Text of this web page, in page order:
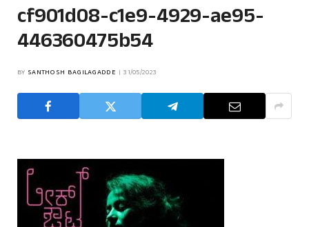
cf901d08-c1e9-4929-ae95-
446360475b54
BY SANTHOSH BAGILAGADDE 31/05/2023